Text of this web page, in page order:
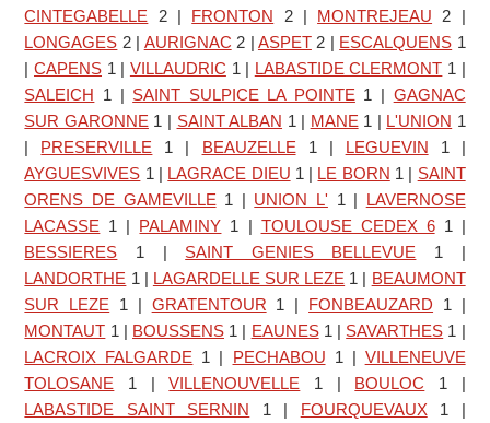
CINTEGABELLE 2 | FRONTON 2 | MONTREJEAU 2 |
LONGAGES 2 | AURIGNAC 2 | ASPET2 | ESCALQUENS 1
|CAPENS 1 | VILLAUDRIC 1 | LABASTIDE CLERMONT 1 |
SALEICH 1 | SAINT SULPICE LA POINTE 1 | GAGNAC
SUR GARONNE 1 | SAINT ALBAN 1 | MANE 1 | L'UNION 1
| PRESERVILLE 1 | BEAUZELLE 1 | LEGUEVIN 1 |
AYGUESVIVES 1 | LAGRACE DIEU 1 | LE BORN 1 | SAINT
ORENS DE GAMEVILLE 1 | UNION L' 1 | LAVERNOSE
LACASSE 1 | PALAMINY 1 | TOULOUSE CEDEX 61 |
BESSIERES 1 | SAINT GENIES BELLEVUE 1 |
LANDORTHE 1 | LAGARDELLE SUR LEZE 1 | BEAUMONT
SUR LEZE 1 | GRATENTOUR 1 | FONBEAUZARD 1 |
MONTAUT 1 | BOUSSENS 1 | EAUNES1 | SAVARTHES 1 |
LACROIX FALGARDE 1 | PECHABOU 1 | VILLENEUVE
TOLOSANE 1 |VILLENOUVELLE 1 | BOULOC 1 |
LABASTIDE SAINT SERNIN 1 | FOURQUEVAUX1 |